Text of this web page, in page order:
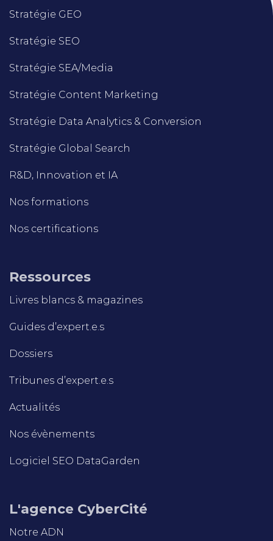
Stratégie GEO
Stratégie SEO
Stratégie SEA/Media
Stratégie Content Marketing
Stratégie Data Analytics & Conversion
Stratégie Global Search
R&D, Innovation et IA
Nos formations
Nos certifications
Ressources
Livres blancs & magazines
Guides d’expert.e.s
Dossiers
Tribunes d’expert.e.s
Actualités
Nos évènements
Logiciel SEO DataGarden
L'agence CyberCité
Notre ADN